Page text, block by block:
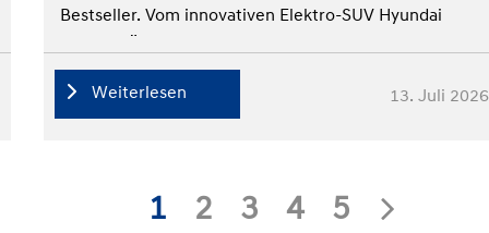
Bestseller. Vom innovativen Elektro-SUV Hyundai
zum kompakten Hyundai i20, sollte für jeden was
dabei sein.
Weiterlesen 13. Juli 2026
1 2 3 4 5